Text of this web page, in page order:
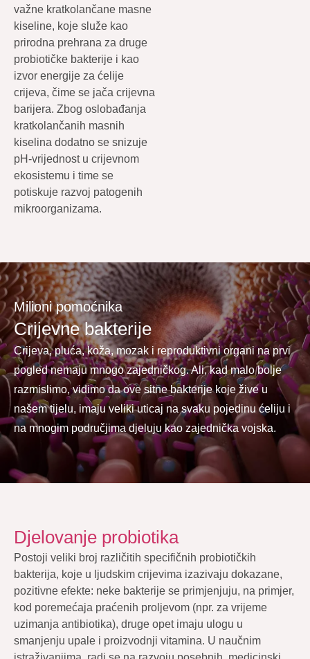
važne kratkolančane masne
kiseline, koje služe kao
prirodna prehrana za druge
probiotičke bakterije i kao
izvor energije za ćelije
crijeva, čime se jača crijevna
barijera. Zbog oslobađanja
kratkolančanih masnih
kiselina dodatno se snizuje
pH-vrijednost u crijevnom
ekosistemu i time se
potiskuje razvoj patogenih
mikroorganizama.
Milioni pomoćnika
Crijevne bakterije
Crijeva, pluća, koža, mozak i reproduktivni organi na prvi
pogled nemaju mnogo zajedničkog. Ali, kad malo bolje
razmislimo, vidimo da ove sitne bakterije koje žive u
našem tijelu, imaju veliki uticaj na svaku pojedinu ćeliju i
na mnogim područjima djeluju kao zajednička vojska.
Djelovanje probiotika
Postoji veliki broj različitih specifičnih probiotičkih
bakterija, koje u ljudskim crijevima izazivaju dokazane,
pozitivne efekte: neke bakterije se primjenjuju, na primjer,
kod poremećaja praćenih proljevom (npr. za vrijeme
uzimanja antibiotika), druge opet imaju ulogu u
smanjenju upale i proizvodnji vitamina. U naučnim